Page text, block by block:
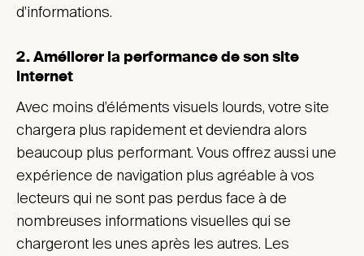
d’informations.
2. Améliorer la performance de son site
internet
Avec moins d’éléments visuels lourds, votre site
chargera plus rapidement et deviendra alors
beaucoup plus performant. Vous offrez aussi une
expérience de navigation plus agréable à vos
lecteurs qui ne sont pas perdus face à de
nombreuses informations visuelles qui se
chargeront les unes après les autres. Les